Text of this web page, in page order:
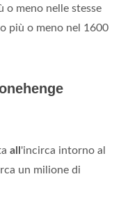
o meno nelle stesse
più o meno nel 1600
all 'incirca intorno al
un milione di